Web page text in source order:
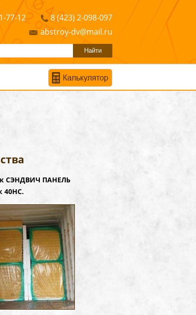
8 (423) 2-098-097
77-12
abstroy-dv@mail.ru
СЭНДВИЧ ПАНЕЛЬ
40НС.